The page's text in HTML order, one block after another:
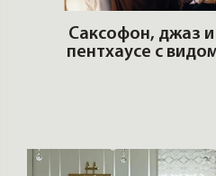
Саксофон, джаз
пентхаусе с